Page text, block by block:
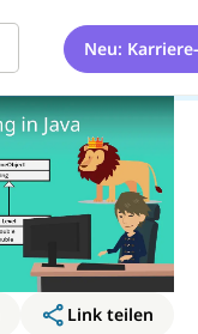
Neu:
Link teilen